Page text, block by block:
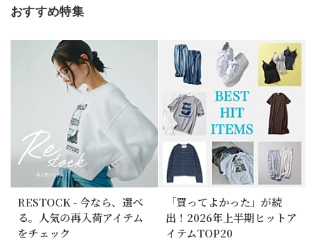
おすすめ特集
RESTOCK - 今なら、選べ
る。人気の再入荷アイテム
をチェック
「買ってよかった」が続
出！2026年上半期ヒットア
イテムTOP20